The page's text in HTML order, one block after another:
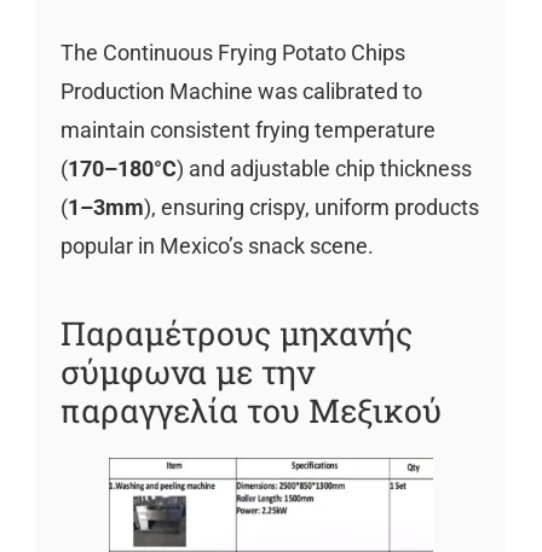
The Continuous Frying Potato Chips
Production Machine was calibrated to
maintain consistent frying temperature
(170–180°C) and adjustable chip thickness
(1–3mm), ensuring crispy, uniform products
popular in Mexico’s snack scene.
Παραμέτρους μηχανής
σύμφωνα με την
παραγγελία του Μεξικού